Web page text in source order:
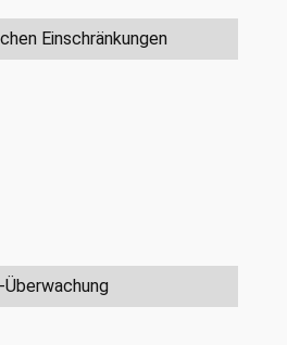
Einschränkungen
Überwachung